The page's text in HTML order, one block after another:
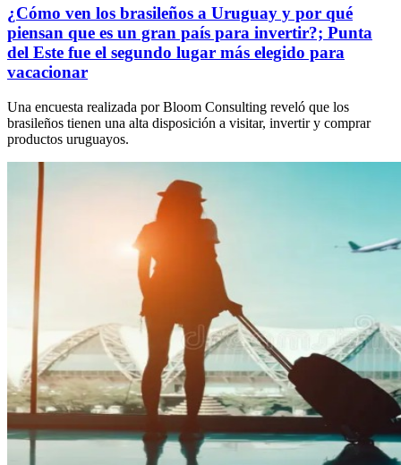
¿Cómo ven los brasileños a Uruguay y por qué
piensan que es un gran país para invertir?; Punta
del Este fue el segundo lugar más elegido para
vacacionar
Una encuesta realizada por Bloom Consulting reveló que los
brasileños tienen una alta disposición a visitar, invertir y comprar
productos uruguayos.